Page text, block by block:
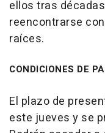
ellos tras
reencontrarse
raíces.
CONDICIONES DE
El plazo de
este jueves y se